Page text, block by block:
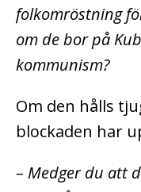
folkomröstning
om de bor på
kommunism?
Om den hålls
blockaden har
– Medger du att